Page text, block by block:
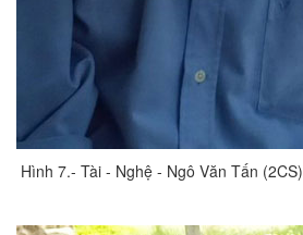
Hình 7.- Tài - Nghệ - Ngô Văn Tấn (2CS)